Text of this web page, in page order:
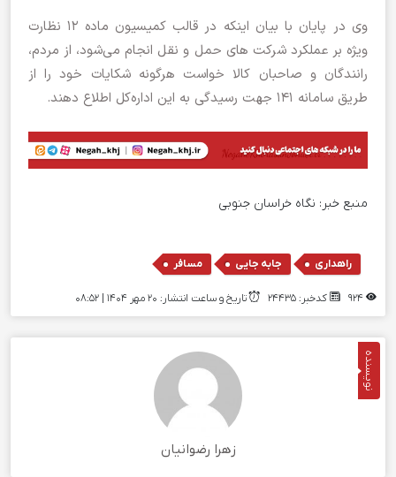
وی در پایان با بیان اینکه در قالب کمیسیون ماده ۱۲ نظارت
ویژه بر عملکرد شرکت های حمل و نقل انجام می‌شود، از مردم،
رانندگان و صاحبان کالا خواست هرگونه شکایات خود را از
طریق سامانه ۱۴۱ جهت رسیدگی به این اداره‌کل اطلاع دهند.
منبع خبر: نگاه خراسان جنوبی
راهداری , جابه جایی , مسافر
کدخبر: 24435 تاریخ و ساعت انتشار: ۲۰ مهر ۱۴۰۴ | 08:52
نویسنده
زهرا رضوانیان